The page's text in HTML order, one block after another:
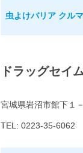
虫よけバリア クル
ドラッグセイ
宮城県岩沼市館下１
TEL: 0223-35-6062